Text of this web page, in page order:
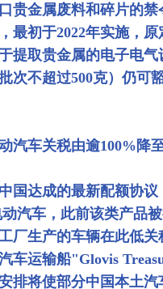
贵金属废料和碎片的
最初于2022年实施，
提取贵金属的电子电
次不超过500克）仍可
汽车关税由逾100%降
国达成的最新配额协
汽车，此前该类产品
厂生产的车辆在此低
车运输船"Glovis
排将使部分中国本土